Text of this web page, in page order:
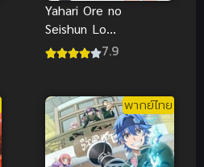
Yahari Ore no
Seishun Love
Comedy wa
รักวัยรุ่นของ
ผมมันต้องไม่
สดใสเลยสักนิด
(พากย์ไทย)
7.9
พากย์ไทย